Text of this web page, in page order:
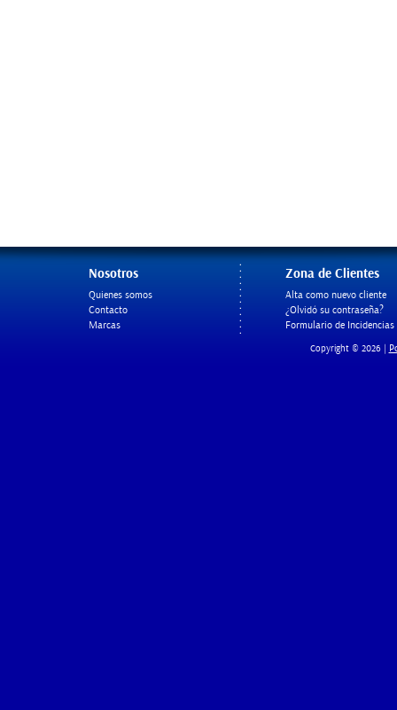
Nosotros
Quienes somos
Contacto
Marcas
Zona de Clientes
Alta como nuevo cliente
¿Olvidó su contraseña?
Formulario de Incidencias
Copyright © 2026 |